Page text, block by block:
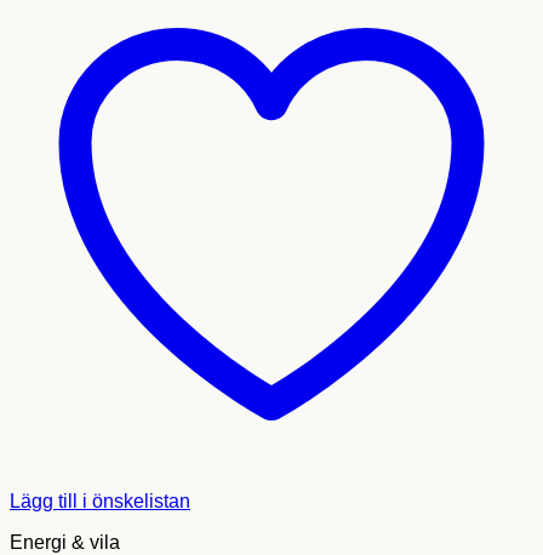
Lägg till i önskelistan
Energi & vila